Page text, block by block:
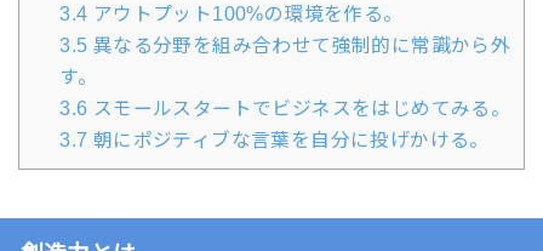
3.4 アウトプット100%の環境を作る。
3.5 異なる分野を組み合わせて強制的に常識から外
す。
3.6 スモールスタートでビジネスをはじめてみる。
3.7 朝にポジティブな言葉を自分に投げかける。